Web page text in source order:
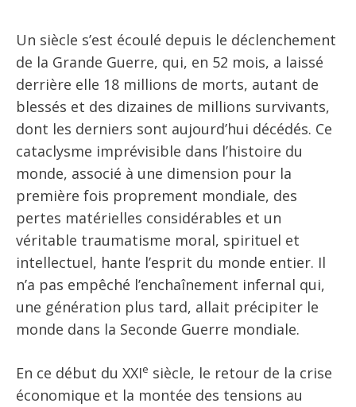
Un siècle s’est écoulé depuis le déclenchement
de la Grande Guerre, qui, en 52 mois, a laissé
derrière elle 18 millions de morts, autant de
blessés et des dizaines de millions survivants,
dont les derniers sont aujourd’hui décédés. Ce
cataclysme imprévisible dans l’histoire du
monde, associé à une dimension pour la
première fois proprement mondiale, des
pertes matérielles considérables et un
véritable traumatisme moral, spirituel et
intellectuel, hante l’esprit du monde entier. Il
n’a pas empêché l’enchaînement infernal qui,
une génération plus tard, allait précipiter le
monde dans la Seconde Guerre mondiale.
En ce début du XXIe siècle, le retour de la crise
économique et la montée des tensions au